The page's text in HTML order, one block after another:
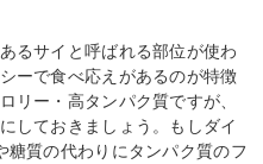
るサイと呼ばれる部位が使わ
ーで食べ応えがあるのが特徴
リー・高タンパク質ですが、
しておきましょう。もしダイ
糖質の代わりにタンパク質のフ